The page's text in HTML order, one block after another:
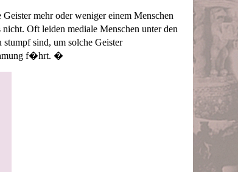
mehr oder weniger einem Menschen
Oft leiden mediale Menschen unter den
sind, um solche Geister
f�hrt. �